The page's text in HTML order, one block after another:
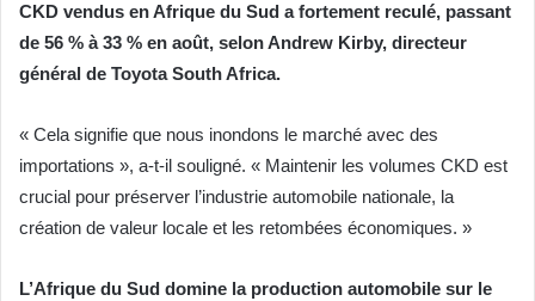
CKD vendus en Afrique du Sud a fortement reculé, passant
de 56 % à 33 % en août, selon Andrew Kirby, directeur
général de Toyota South Africa.
« Cela signifie que nous inondons le marché avec des
importations », a-t-il souligné. « Maintenir les volumes CKD est
crucial pour préserver l’industrie automobile nationale, la
création de valeur locale et les retombées économiques. »
L’Afrique du Sud domine la production automobile sur le